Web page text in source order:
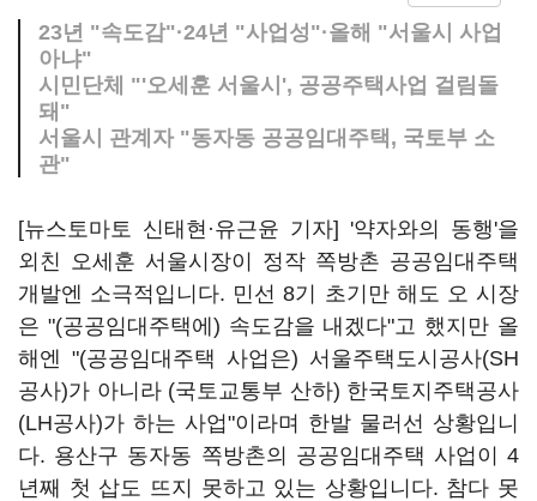
23년 "속도감"·24년 "사업성"·올해 "서울시 사업
아냐"
시민단체 "'오세훈 서울시', 공공주택사업 걸림돌
돼"
서울시 관계자 "동자동 공공임대주택, 국토부 소
관"
[뉴스토마토 신태현·유근윤 기자] '약자와의 동행'을
외친 오세훈 서울시장이 정작 쪽방촌 공공임대주택
개발엔 소극적입니다. 민선 8기 초기만 해도 오 시장
은 "(공공임대주택에) 속도감을 내겠다"고 했지만 올
해엔 "(공공임대주택 사업은) 서울주택도시공사(SH
공사)가 아니라 (국토교통부 산하) 한국토지주택공사
(LH공사)가 하는 사업"이라며 한발 물러선 상황입니
다. 용산구 동자동 쪽방촌의 공공임대주택 사업이 4
년째 첫 삽도 뜨지 못하고 있는 상황입니다. 참다 못